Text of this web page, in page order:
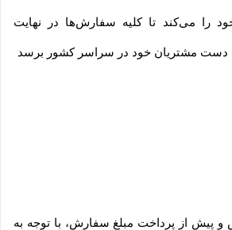
را می‏‌کند تا کلیه سفارش‏‌ها در نهایت
مشتریان خود در سراسر کشور برسد
و پیش از پرداخت مبلغ سفارش، با توجه به